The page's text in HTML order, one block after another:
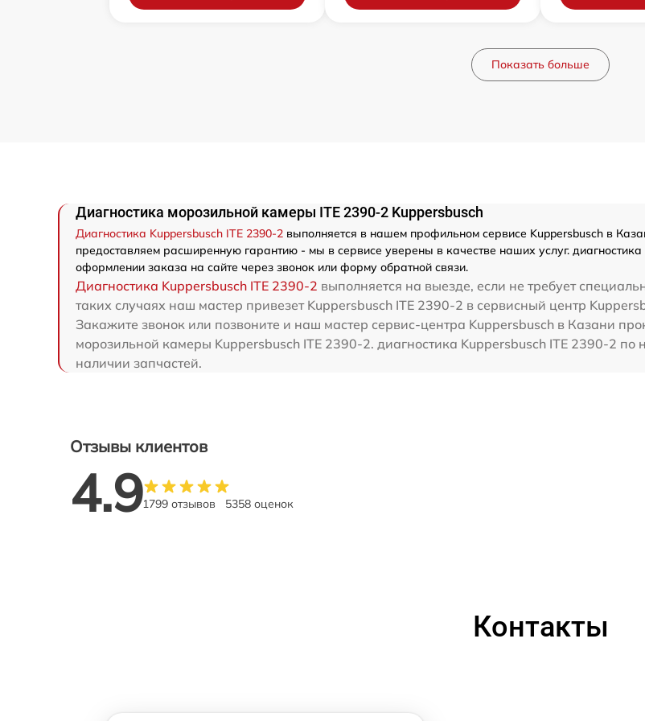
Показать больше
Диагностика морозильной камеры ITE 2390-2 Kuppersbusch
Диагностика Kuppersbusch ITE 2390-2 выполняется в нашем профильном сервисе Kuppersbusch в
предоставляем расширенную гарантию - мы в сервисе уверены в качестве наших услуг.
оформлении заказа на сайте через звонок или форму обратной связи.
Диагностика Kuppersbusch ITE 2390-2 выполняется на выезде, если не требует
таких случаях наш мастер привезет Kuppersbusch ITE 2390-2 в сервисный центр
Закажите звонок или позвоните и наш мастер сервис-центра Kuppersbusch в Казани
морозильной камеры Kuppersbusch ITE 2390-2. диагностика Kuppersbusch ITE 2390-2 по
наличии запчастей.
Отзывы клиентов
4.91799 отзывов 5358 оценок
Контакты